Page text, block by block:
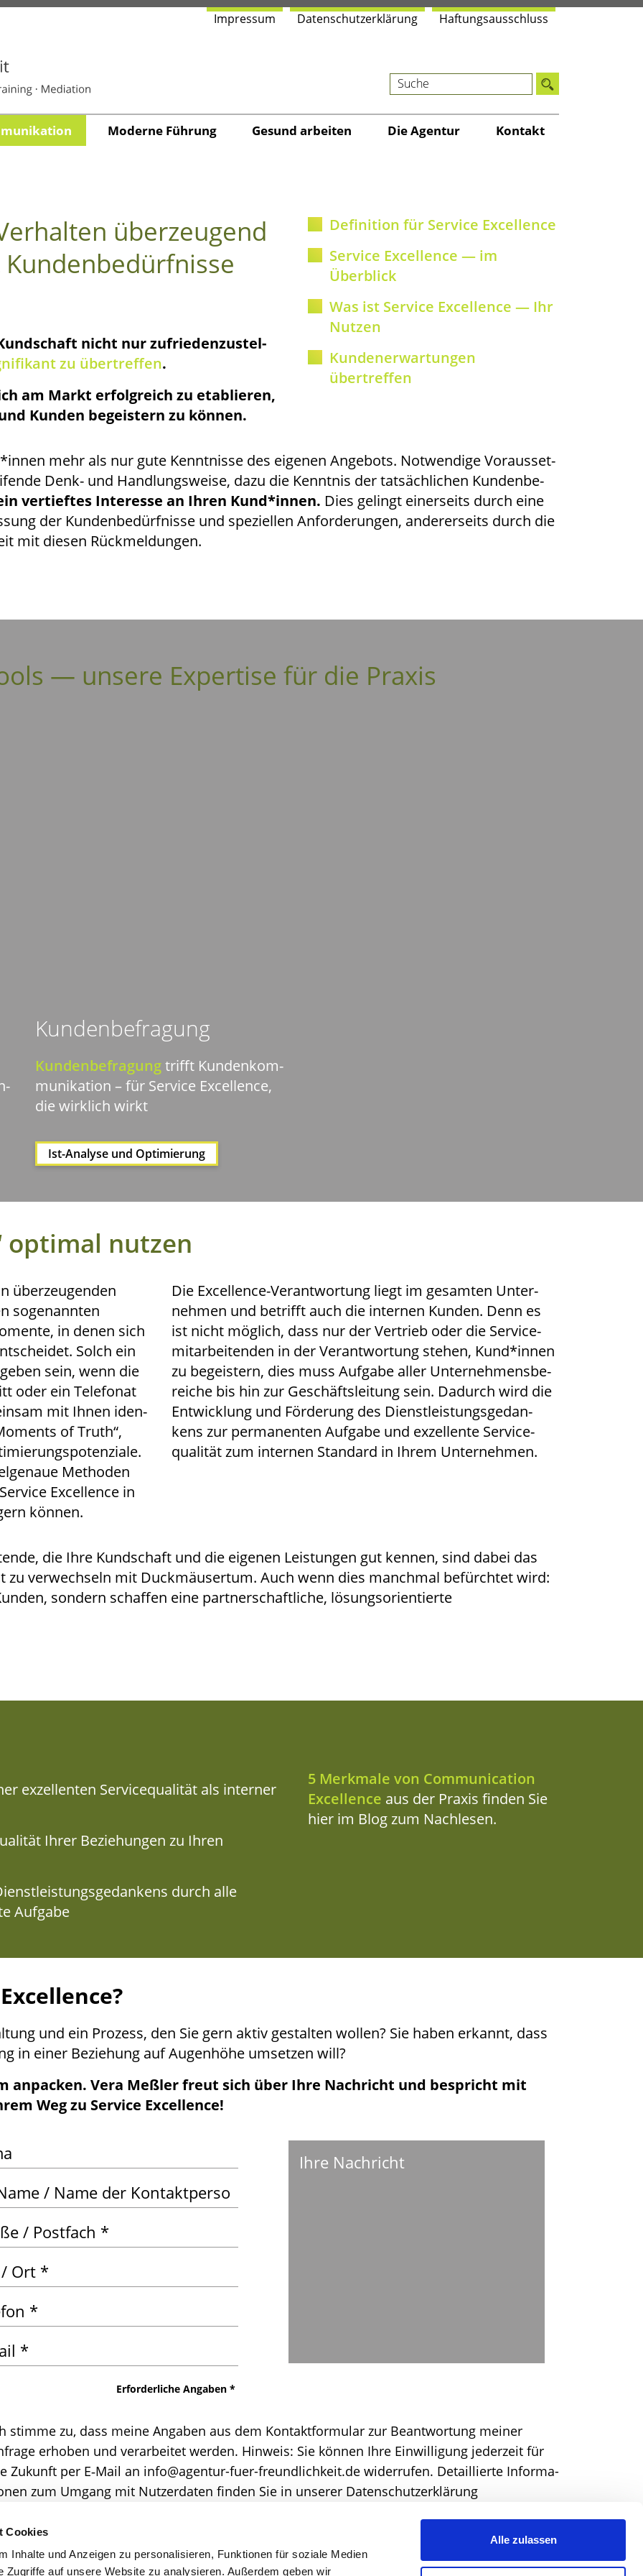
Cookies
Inhalte und Anzeigen zu personalisieren, Funktionen für soziale Medien
Zugriffe auf unsere Website zu analysieren. Außerdem geben wir
Alle zulassen
Impres­sum Daten­schutz­er­klä­rung Haf­tungs­aus­schluss
Moder­ne Führung Gesund arbei­ten Die Agen­tur Kon­takt
in Unter­neh­men
über­zeu­gend
nicht nur zufrie­den­zu­stel­
zu über­tref­fen.
am Markt erfolg­reich zu eta­blie­ren,
Kun­den begeis­tern zu können.
Defi­ni­ti­on für Ser­vice Excellence
Ser­vice Excel­lence — im
Überblick
Was ist Ser­vice Excel­lence — Ihr
Nutzen
Kun­den­er­war­tun­gen
übertreffen
mehr als nur gute Kennt­nis­se des eige­nen Ange­bots. Not­wen­di­ge Vor­aus­set­
Denk- und Hand­lungs­wei­se, dazu die Kennt­nis der tat­säch­li­chen Kun­den­be­
ver­tief­tes Inter­es­se an Ihren Kund*innen. Dies gelingt einer­seits durch eine
der Kun­den­be­dürf­nis­se und spe­zi­el­len Anfor­de­run­gen, ande­rer­seits durch die
mit die­sen Rückmeldungen.
— unse­re Exper­ti­se für die Praxis
Kun­den­be­fra­gung
Kun­den­be­fra­gungtrifft Kun­den­kom­
mu­ni­ka­ti­on – für Ser­vice Excel­lence,
die wirk­lich wirkt
Ist-Ana­ly­se und Optimierung
opti­mal nutzen
über­zeu­gen­den
soge­nann­ten
in denen sich
Solch ein
sein, wenn die
oder ein Tele­fo­nat
mit Ihnen iden­
of Truth“,
Metho­den
Excel­lence in
können.
Die Excel­lence-Ver­ant­wor­tung liegt im gesam­ten Unter­
neh­men und betrifft auch die inter­nen Kun­den. Denn es
ist nicht mög­lich, dass nur der Ver­trieb oder die Ser­vice­
mit­ar­bei­ten­den in der Ver­ant­wor­tung ste­hen, Kund*innen
zu begeis­tern, dies muss Auf­ga­be aller Unter­neh­mens­be­
rei­che bis hin zur Geschäfts­lei­tung sein. Dadurch wird die
Ent­wick­lung und För­de­rung des Dienst­leis­tungs­ge­dan­
kens zur per­ma­nen­ten Auf­ga­be und exzel­len­te Ser­vice­
qua­li­tät zum inter­nen Stan­dard in Ihrem Unternehmen.
die Ihre Kund­schaft und die eige­nen Leis­tun­gen gut ken­nen, sind dabei das
zu ver­wech­seln mit Duck­mäu­ser­tum. Auch wenn dies manch­mal befürch­tet wird:
son­dern schaf­fen eine part­ner­schaft­li­che, lösungs­ori­en­tier­te
exzel­len­ten Ser­vice­qua­li­tät als inter­ner
Ihrer Bezie­hun­gen zu Ihren
durch alle
Aufgabe
5 Merk­ma­le von Com­mu­ni­ca­ti­on
Excel­lence aus der Pra­xis fin­den Sie
hier im Blog zum Nachlesen.
und ein Pro­zess, den Sie gern aktiv gestal­ten wol­len? Sie haben erkannt, dass
in einer Bezie­hung auf Augen­hö­he umset­zen will?
anpa­cken. Vera Meß­ler freut sich über Ihre Nach­richt und bespricht mit
Weg zu Ser­vice Excellence!
Erfor­der­li­che Angaben *
stim­me zu, dass mei­ne Anga­ben aus dem Kon­takt­for­mu­lar zur Beant­wor­tung mei­ner
erho­ben und ver­ar­bei­tet wer­den. Hin­weis: Sie kön­nen Ihre Ein­wil­li­gung jeder­zeit für
Zukunft per E‑Mail an info@agentur-fuer-freundlichkeit.de wider­ru­fen. Detail­lier­te Infor­ma­
zum Umgang mit Nut­zer­da­ten fin­den Sie in unse­rer Datenschutzerklärung